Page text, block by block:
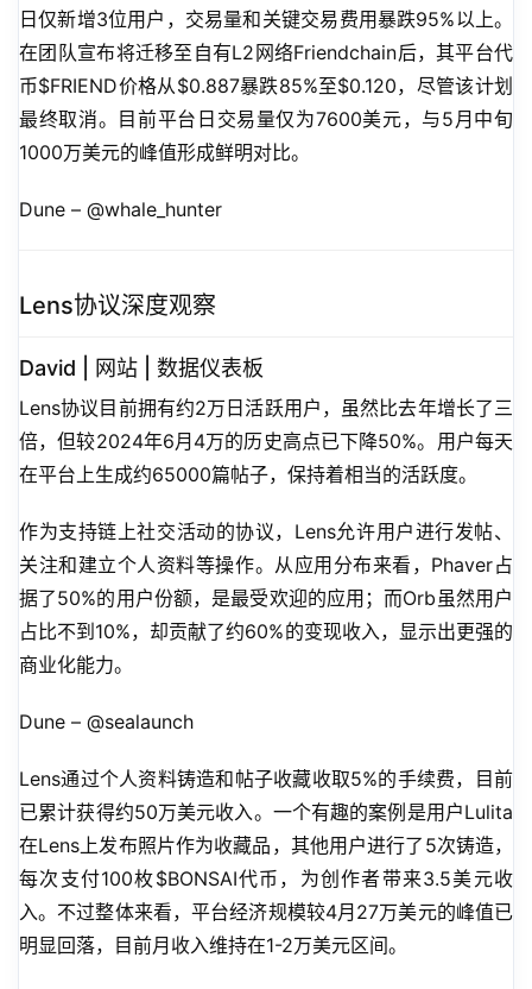
日仅新增3位用户，交易量和关键交易费用暴跌95%以上。
在团队宣布将迁移至自有L2网络Friendchain后，其平台代
币$FRIEND价格从$0.887暴跌85%至$0.120，尽管该计划
最终取消。目前平台日交易量仅为7600美元，与5月中旬
1000万美元的峰值形成鲜明对比。
Dune – @whale_hunter
Lens协议深度观察
David | 网站 | 数据仪表板
Lens协议目前拥有约2万日活跃用户，虽然比去年增长了三
倍，但较2024年6月4万的历史高点已下降50%。用户每天
在平台上生成约65000篇帖子，保持着相当的活跃度。
作为支持链上社交活动的协议，Lens允许用户进行发帖、
关注和建立个人资料等操作。从应用分布来看，Phaver占
据了50%的用户份额，是最受欢迎的应用；而Orb虽然用户
占比不到10%，却贡献了约60%的变现收入，显示出更强的
商业化能力。
Dune – @sealaunch
Lens通过个人资料铸造和帖子收藏收取5%的手续费，目前
已累计获得约50万美元收入。一个有趣的案例是用户Lulita
在Lens上发布照片作为收藏品，其他用户进行了5次铸造，
每次支付100枚$BONSAI代币，为创作者带来3.5美元收
入。不过整体来看，平台经济规模较4月27万美元的峰值已
明显回落，目前月收入维持在1-2万美元区间。